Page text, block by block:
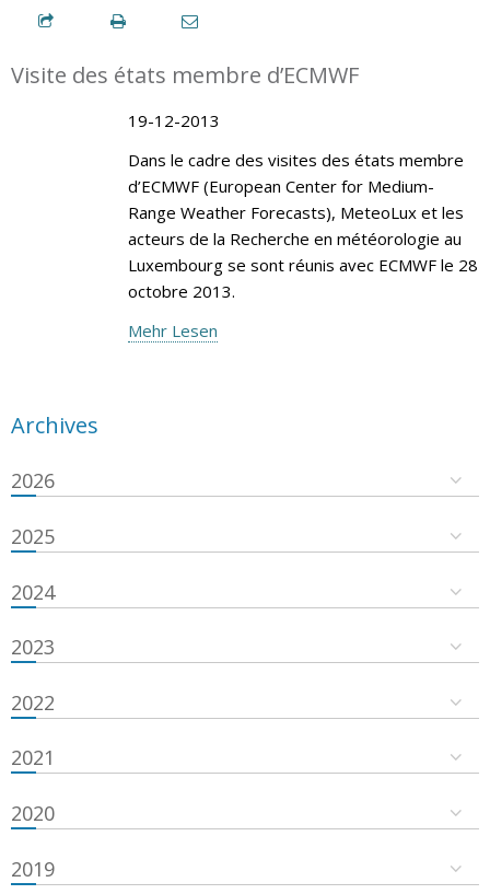
Visite des états membre d’ECMWF
19-12-2013
Dans le cadre des visites des états membre
d’ECMWF (European Center for Medium-
Range Weather Forecasts), MeteoLux et les
acteurs de la Recherche en météorologie au
Luxembourg se sont réunis avec ECMWF le 28
octobre 2013.
Mehr Lesen
Archives
2026
2025
2024
2023
2022
2021
2020
2019